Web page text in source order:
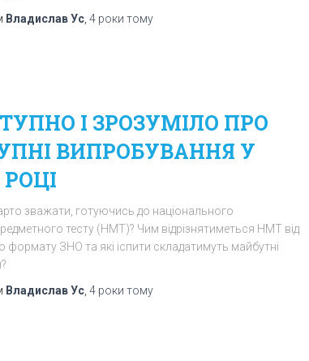
Владислав Ус 4 роки тому
І ЗРОЗУМІЛО ПРО
ВИПРОБУВАННЯ У
РОЦІ
зважати, готуючись до національного
тесту (НМТ)? Чим відрізнятиметься НМТ від
формату ЗНО та які іспити складатимуть майбутні
Владислав Ус 4 роки тому